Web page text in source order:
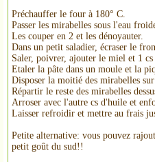
Préchauffer le four à 180° C.
Passer les mirabelles sous l'eau
Les couper en 2 et les dénoyauter.
Dans un petit saladier, écraser le
Saler, poivrer, ajouter le miel et 1
Etaler la pâte dans un moule et la
Disposer la moitié des mirabelles
Répartir le reste des mirabelles
Arroser avec l'autre cs d'huile et
Laisser refroidir et mettre au frais
Petite alternative: vous pouvez
petit goût du sud!!